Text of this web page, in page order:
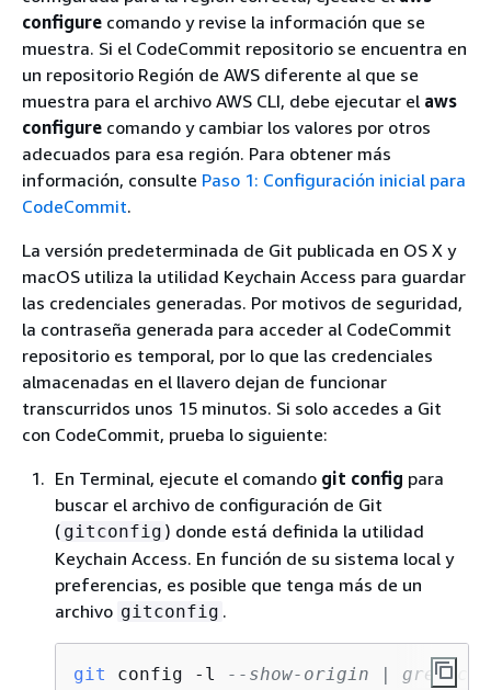
configure comando y revise la información que se
muestra. Si el CodeCommit repositorio se encuentra en
un repositorio Región de AWS diferente al que se
muestra para el archivo AWS CLI, debe ejecutar el aws
configure comando y cambiar los valores por otros
adecuados para esa región. Para obtener más
información, consulte Paso 1: Configuración inicial para
CodeCommit.
La versión predeterminada de Git publicada en OS X y
macOS utiliza la utilidad Keychain Access para guardar
las credenciales generadas. Por motivos de seguridad,
la contraseña generada para acceder al CodeCommit
repositorio es temporal, por lo que las credenciales
almacenadas en el llavero dejan de funcionar
transcurridos unos 15 minutos. Si solo accedes a Git
con CodeCommit, prueba lo siguiente:
En Terminal, ejecute el comando git config para
buscar el archivo de configuración de Git
( gitconfig ) donde está definida la utilidad
Keychain Access. En función de su sistema local y
preferencias, es posible que tenga más de un
archivo gitconfig .
git config -l --show-origin | grep